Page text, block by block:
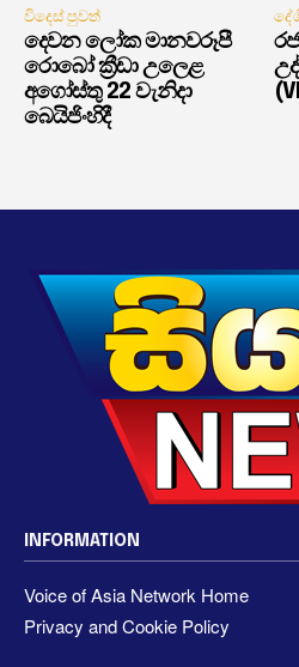
විදෙස් පුවත්
දෙවන ලෝක මානවරූපී
රොබෝ ක්‍රීඩා උලෙළ
අගෝස්තු 22 වැනිදා
බෙයිජිංහිදී
INFORMATION
Voice of Asia Network Home
Privacy and Cookie Policy